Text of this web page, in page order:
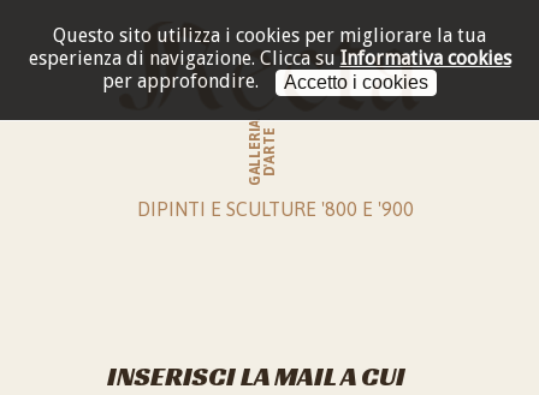
Questo sito utilizza i cookies per migliorare la tua
esperienza di navigazione. Clicca su Informativa cookies
per approfondire.
Accetto i cookies
GALLERIAD'ARTE
DIPINTI E SCULTURE '800 E '900
INSERISCI LA MAIL A CUI